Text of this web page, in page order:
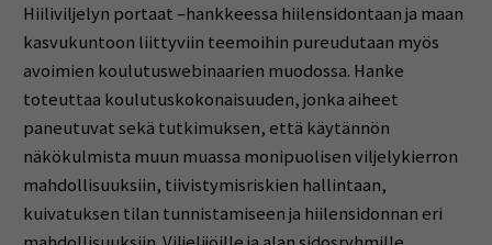
Hiiliviljelyn portaat –hankkeessa hiilensidontaan ja maan
kasvukuntoon liittyviin teemoihin pureudutaan myös
avoimien koulutuswebinaarien muodossa. Hanke
toteuttaa koulutuskokonaisuuden, jonka aiheet
paneutuvat sekä tutkimuksen, että käytännön
näkökulmista muun muassa monipuolisen viljelykierron
mahdollisuuksiin, tiivistymisriskien hallintaan,
kuivatuksen tilan tunnistamiseen ja hiilensidonnan eri